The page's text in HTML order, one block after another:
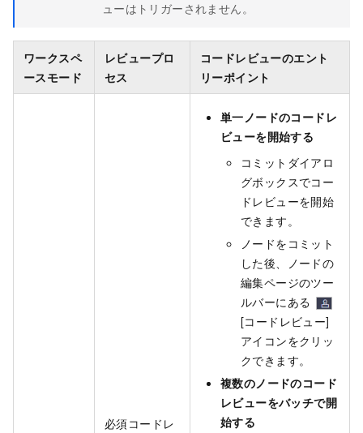
ューはトリガーされません。
ワークスペ
ースモード
レビュープロ
セス
コードレビューのエント
リーポイント
必須コードレ
単一ノードのコードレ
ビューを開始する
コミットダイアロ
グボックスでコー
ドレビューを開始
できます。
ノードをコミット
した後、ノードの
編集ページのツー
ルバーにある
[コードレビュー]
アイコンをクリッ
クできます。
複数のノードのコード
レビューをバッチで開
始する